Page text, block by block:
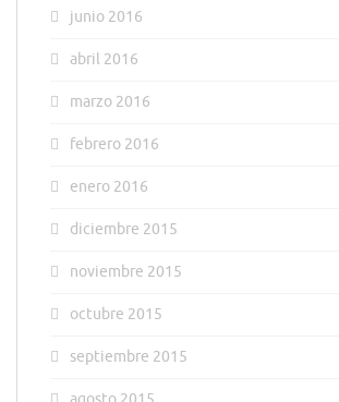
junio 2016
abril 2016
marzo 2016
febrero 2016
enero 2016
diciembre 2015
noviembre 2015
octubre 2015
septiembre 2015